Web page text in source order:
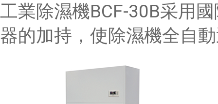
工業除濕機BCF-30B采用
器的加持，使除濕機全自